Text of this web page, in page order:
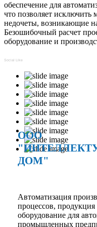
обеспечение для
что позволяет
недочеты, возникающие
Безошибочный расчет
оборудование и
Social Like
ООО
ДОМ"
Автоматизация
процессов, продукция
оборудование для
промышленных